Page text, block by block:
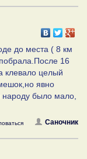
до места ( 8 км
16
клевало целый
явно
было мало,
Саночник